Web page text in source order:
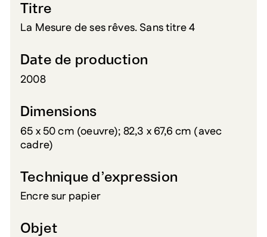
Titre
La Mesure de ses rêves. Sans titre 4
Date de production
2008
Dimensions
65 x 50 cm (oeuvre); 82,3 x 67,6 cm (avec
cadre)
Technique d’expression
Encre sur papier
Objet